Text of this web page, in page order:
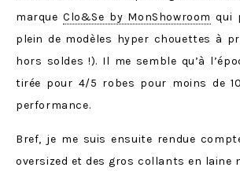
marque Clo&Se by MonShowroom qui
plein de modèles hyper chouettes à
hors soldes !). Il me semble qu’à
tirée pour 4/5 robes pour moins de
performance.
Bref, je me suis ensuite rendue
oversized et des gros collants en laine